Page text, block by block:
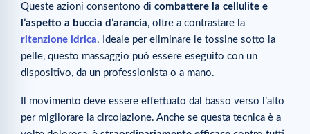
Queste azioni consentono di combattere la cellulite e
l’aspetto a buccia d’arancia, oltre a contrastare la
ritenzione idrica. Ideale per eliminare le tossine sotto la
pelle, questo massaggio può essere eseguito con un
dispositivo, da un professionista o a mano.
Il movimento deve essere effettuato dal basso verso l’alto
per migliorare la circolazione. Anche se questa tecnica è a